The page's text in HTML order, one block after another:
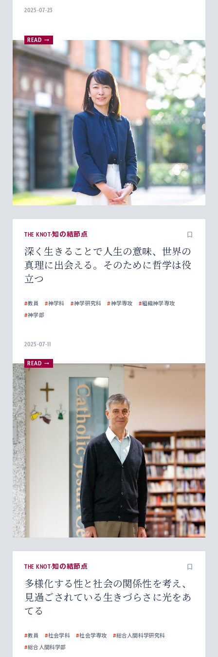
2025-07-23
READ
THE KNOT-知の結節点
深く生きることで人生の意味、世界の
真理に出会える。そのために哲学は役
立つ
#教員 #神学科 #神学研究科 #神学専攻 #組織神学専攻
#神学部
2025-07-11
READ
THE KNOT-知の結節点
多様化する性と社会の関係性を考え、
見過ごされている生きづらさに光をあ
てる
#教員 #社会学科 #社会学専攻 #総合人間科学研究科
#総合人間科学部